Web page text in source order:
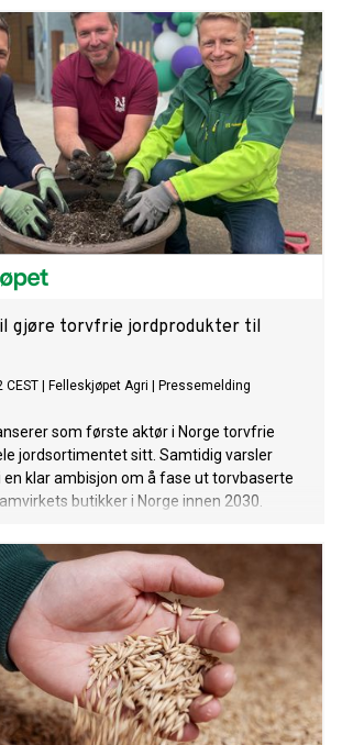
gjøre torvfrie jordprodukter til
CEST Felleskjøpet Agri Pressemelding
som første aktør i Norge torvfrie
jordsortimentet sitt. Samtidig varsler
en klar ambisjon om å fase ut torvbaserte
butikker i Norge innen 2030.